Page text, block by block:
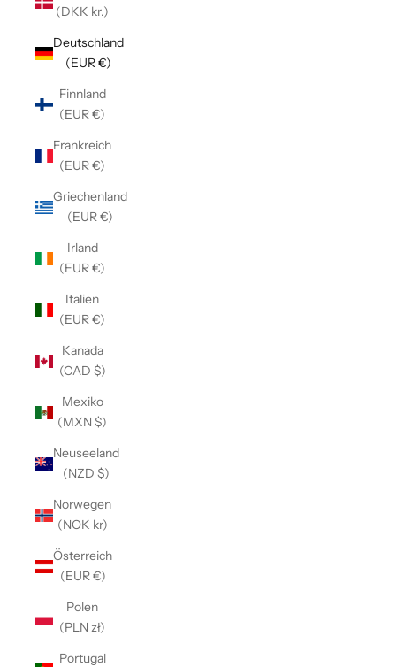
(DKK kr.)
Deutschland
(EUR €)
Finnland
(EUR €)
Frankreich
(EUR €)
Griechenland
(EUR €)
Irland
(EUR €)
Italien
(EUR €)
Kanada
(CAD $)
Mexiko
(MXN $)
Neuseeland
(NZD $)
Norwegen
(NOK kr)
Österreich
(EUR €)
Polen
(PLN zł)
Portugal